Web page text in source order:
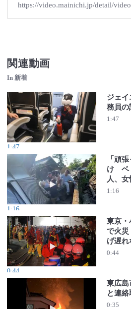
関連動画
In 新着
動画を再生 ジェイエア
1:47
ジェ
務員の
1:47
動画を再生 「頑張って
1:16
「頑
け ベ
人、
1:16
動画を再生 東京・小金
0:44
東京・
で火
げ遅れ
0:44
動画を再生 東広島市で
東広島
と連
0:35